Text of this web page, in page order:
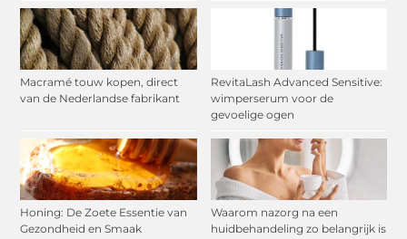
Macramé touw kopen, direct
van de Nederlandse fabrikant
RevitaLash Advanced Sensitive:
wimperserum voor de
gevoelige ogen
Honing: De Zoete Essentie van
Gezondheid en Smaak
Waarom nazorg na een
huidbehandeling zo belangrijk is